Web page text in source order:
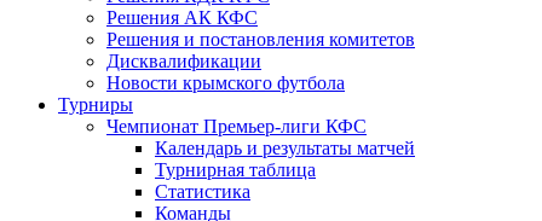
Решения АК КФС
Решения и постановления комитетов
Дисквалификации
Новости крымского футбола
Турниры
Чемпионат Премьер-лиги КФС
Календарь и результаты матчей
Турнирная таблица
Статистика
Команды